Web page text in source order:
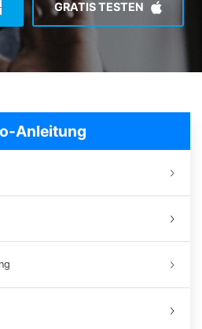
GRATIS TESTEN
Anleitung